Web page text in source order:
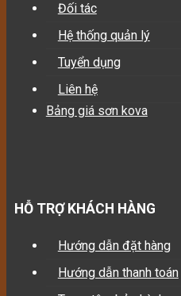
Đối tác
Hệ thống quản lý
Tuyển dụng
Liên hệ
Bảng giá sơn kova
HỖ TRỢ KHÁCH HÀNG
Hướng dẫn đặt hàng
Hướng dẫn thanh toán